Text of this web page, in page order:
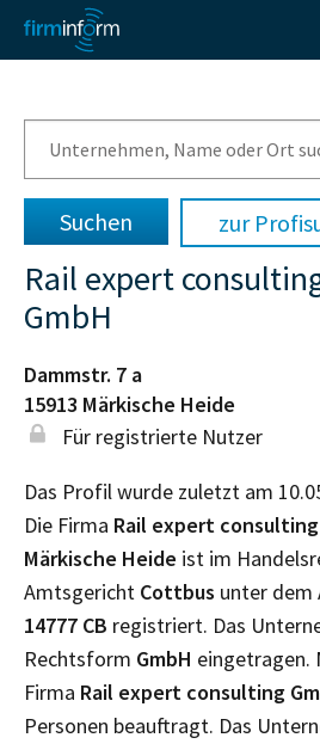
zur
Rail expert
GmbH
Dammstr. 7 a
15913 Märkische Heide
Für registrierte Nutzer
Das Profil wurde zuletzt am
Die Firma Rail expert consulting
Märkische Heide ist im
Amtsgericht Cottbus unter dem
14777 CB registriert. Das
Rechtsform GmbH eingetragen.
Firma Rail expert consulting
Personen beauftragt. Das